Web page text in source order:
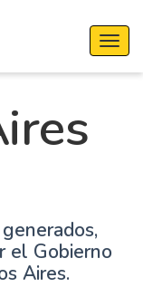
el Gobierno
Aires.